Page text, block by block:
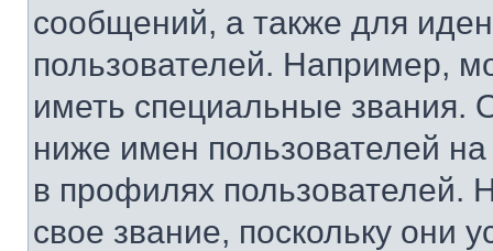
сообщений, а также для
пользователей. Например,
иметь специальные звания.
ниже имен пользователей
в профилях
свое звание, поскольку они